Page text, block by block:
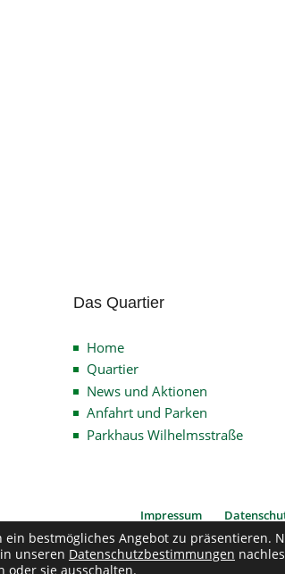
Das Quartier
Home
Quartier
News und Aktionen
Anfahrt und Parken
Parkhaus Wilhelmsstraße
Impressum
Copyright © 2026Verein Quartier
ein bestmögliches Angebot zu präsentieren.
unseren Datenschutzbestimmungen
oder sie ausschalten.